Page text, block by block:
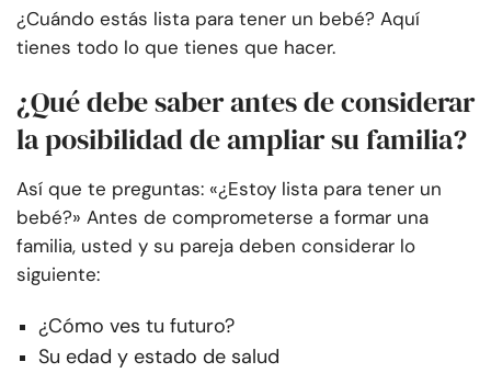
¿Cuándo estás lista para tener un bebé? Aquí
tienes todo lo que tienes que hacer.
¿Qué debe saber antes de considerar
la posibilidad de ampliar su familia?
Así que te preguntas: «¿Estoy lista para tener un
bebé?» Antes de comprometerse a formar una
familia, usted y su pareja deben considerar lo
siguiente:
¿Cómo ves tu futuro?
Su edad y estado de salud